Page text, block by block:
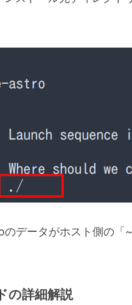
のデータがホスト側の
の詳細解説